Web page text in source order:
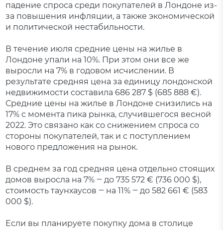
падение спроса среди покупателей в Лондоне из-
за повышения инфляции, а также экономической
и политической нестабильности.
В течение июля средние цены на жилье в
Лондоне упали на 10%. При этом они все же
выросли на 7% в годовом исчислении. В
результате средняя цена за единицу лондонской
недвижимости составила 686 287 $ (685 888 €).
Средние цены на жилье в Лондоне снизились на
17% с момента пика рынка, случившегося весной
2022. Это связано как со снижением спроса со
стороны покупателей, так и с поступлением
нового предложения на рынок.
В среднем за год средняя цена отдельно стоящих
домов выросла на 7% ‒ до 735 572 € (736 000 $),
стоимость таунхаусов ‒ на 11% ‒ до 582 661 € (583
000 $).
Если вы планируете покупку дома в столице